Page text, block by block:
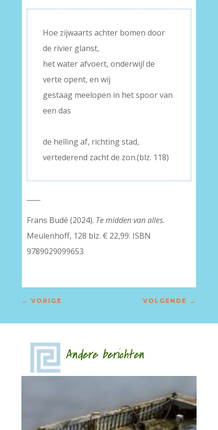
Hoe zijwaarts achter bomen door
de rivier glanst,
het water afvoert, onderwijl de
verte opent, en wij
gestaag meelopen in het spoor van
een das
de helling af, richting stad,
vertederend zacht de zon.(blz. 118)
Frans Budé (2024). Te midden van alles.
Meulenhoff, 128 blz. € 22,99. ISBN
9789029099653
← VORIGE VOLGENDE →
Andere berichten